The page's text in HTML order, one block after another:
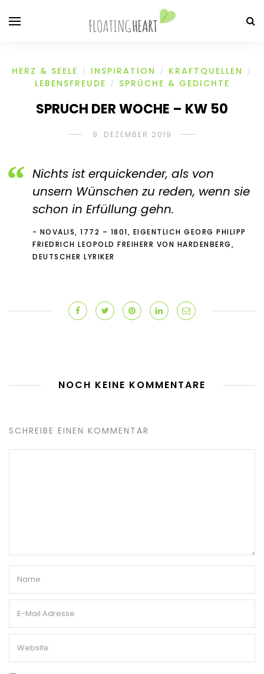
HERZ & SEELE / INSPIRATION / KRAFTQUELLEN /
LEBENSFREUDE / SPRÜCHE & GEDICHTE
SPRUCH DER WOCHE – KW 50
9. DEZEMBER 2019
Nichts ist erquickender, als von
unsern Wünschen zu reden, wenn sie
schon in Erfüllung gehn.
NOVALIS, 1772 – 1801, EIGENTLICH GEORG PHILIPP
FRIEDRICH LEOPOLD FREIHERR VON HARDENBERG,
DEUTSCHER LYRIKER
NOCH KEINE KOMMENTARE
SCHREIBE EINEN KOMMENTAR